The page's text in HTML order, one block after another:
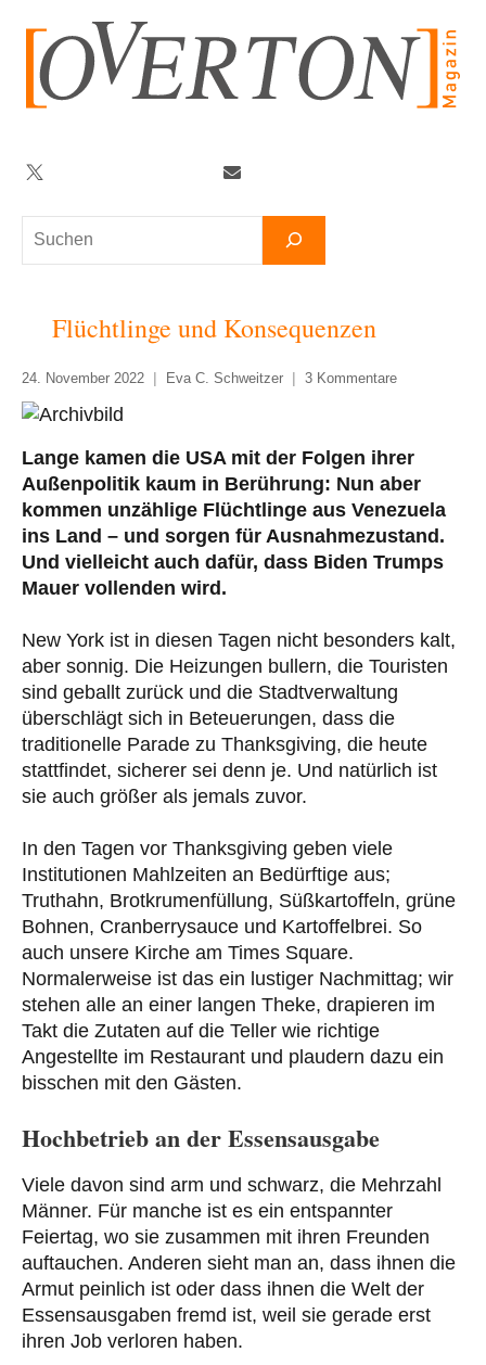
springen
Suchen
Twitter
Flüchtlinge und Konsequenzen
24. November 2022 Eva C. Schweitzer 3 Kommentare
Lange kamen die USA mit der Folgen ihrer
Außenpolitik kaum in Berührung: Nun aber
kommen unzählige Flüchtlinge aus Venezuela
ins Land – und sorgen für Ausnahmezustand.
Und vielleicht auch dafür, dass Biden Trumps
Mauer vollenden wird.
New York ist in diesen Tagen nicht besonders kalt,
aber sonnig. Die Heizungen bullern, die Touristen
sind geballt zurück und die Stadtverwaltung
überschlägt sich in Beteuerungen, dass die
traditionelle Parade zu Thanksgiving, die heute
stattfindet, sicherer sei denn je. Und natürlich ist
sie auch größer als jemals zuvor.
In den Tagen vor Thanksgiving geben viele
Institutionen Mahlzeiten an Bedürftige aus;
Truthahn, Brotkrumenfüllung, Süßkartoffeln, grüne
Bohnen, Cranberrysauce und Kartoffelbrei. So
auch unsere Kirche am Times Square.
Normalerweise ist das ein lustiger Nachmittag; wir
stehen alle an einer langen Theke, drapieren im
Takt die Zutaten auf die Teller wie richtige
Angestellte im Restaurant und plaudern dazu ein
bisschen mit den Gästen.
Hochbetrieb an der Essensausgabe
Viele davon sind arm und schwarz, die Mehrzahl
Männer. Für manche ist es ein entspannter
Feiertag, wo sie zusammen mit ihren Freunden
auftauchen. Anderen sieht man an, dass ihnen die
Armut peinlich ist oder dass ihnen die Welt der
Essensausgaben fremd ist, weil sie gerade erst
ihren Job verloren haben.